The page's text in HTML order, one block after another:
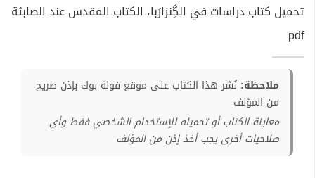
تحميل كتاب دراسات في الگِنزارَبا، الكتاب المقدس عند الصابئة
pdf
ملاحظة: نُشر هذا الكتاب على موقع فولة بوك بإذن صريح
من المؤلف
معاينة الكتاب أو تحميله للإستخدام الشخصي فقط وأي
صلاحيات أخرى يجب أخذ إذن من المؤلف